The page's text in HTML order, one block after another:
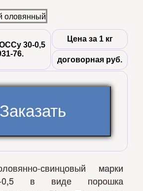
30-0,5
76.
Цена за 1 кг
договорная руб.
свинцовый марки
в виде порошка